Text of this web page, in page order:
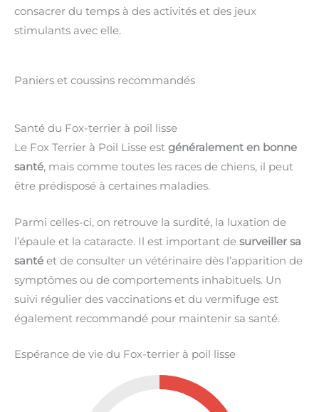
consacrer du temps à des activités et des jeux
stimulants avec elle.
Paniers et coussins recommandés
Santé du Fox-terrier à poil lisse
Le Fox Terrier à Poil Lisse est généralement en bonne
santé, mais comme toutes les races de chiens, il peut
être prédisposé à certaines maladies.
Parmi celles-ci, on retrouve la surdité, la luxation de
l’épaule et la cataracte. Il est important de surveiller sa
santé et de consulter un vétérinaire dès l’apparition de
symptômes ou de comportements inhabituels. Un
suivi régulier des vaccinations et du vermifuge est
également recommandé pour maintenir sa santé.
Espérance de vie du Fox-terrier à poil lisse